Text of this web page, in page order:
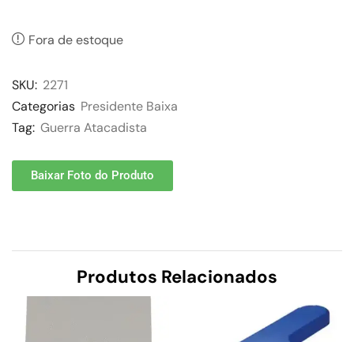
Fora de estoque
SKU: 2271
Categorias Presidente Baixa
Tag: Guerra Atacadista
Baixar Foto do Produto
Produtos Relacionados